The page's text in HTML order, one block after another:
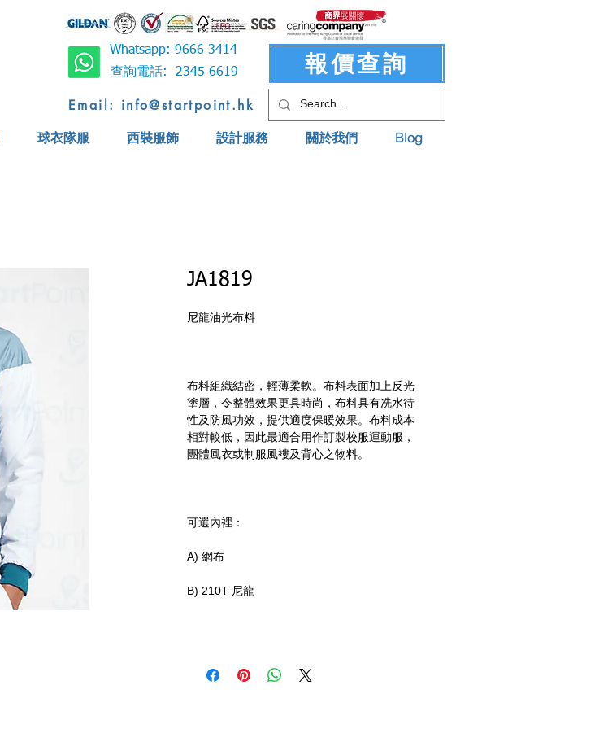
Whatsapp: 9666 3414
球衣隊服 西裝服飾 設計服務 關於我們 Blog
Email: info@startpoint.hk
查詢電話: 2345 6619 報價查詢
JA1819
尼龍油光布料
布料組織結密，輕薄柔軟。布料表面加上反光
塗層，令整體效果更具時尚，布料具有冼水待
性及防風功效，提供適度保暖效果。布料成本
相對較低，因此最適合用作訂製校服運動服，
團體風衣或制服風褸及背心之物料。
可選內裡：
A) 網布
B) 210T 尼龍